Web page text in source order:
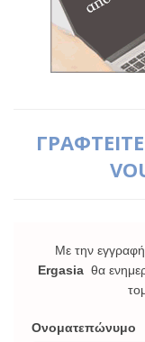
Με την
Ergasia θα
Ονοματεπώνυμο